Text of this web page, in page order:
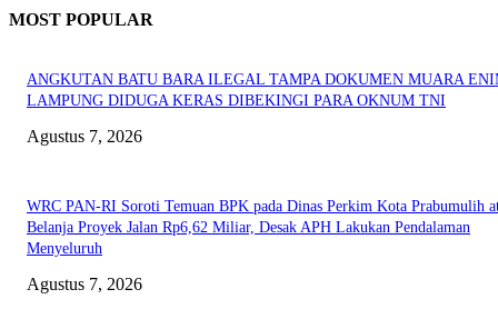
MOST POPULAR
ANGKUTAN BATU BARA ILEGAL TAMPA DOKUMEN MUARA
LAMPUNG DIDUGA KERAS DIBEKINGI PARA OKNUM TNI
Agustus 7, 2026
WRC PAN-RI Soroti Temuan BPK pada Dinas Perkim Kota Prabumulih
Belanja Proyek Jalan Rp6,62 Miliar, Desak APH Lakukan Pendalaman
Menyeluruh
Agustus 7, 2026